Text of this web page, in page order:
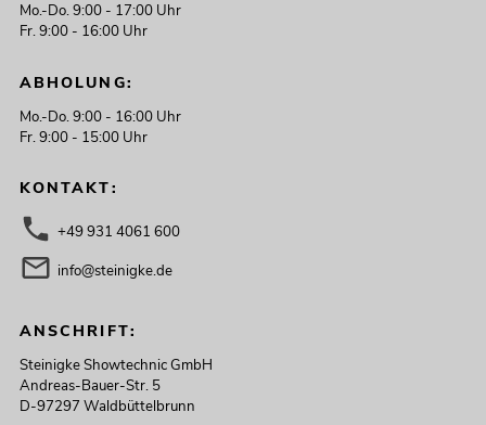
Mo.-Do. 9:00 - 17:00 Uhr
Fr. 9:00 - 16:00 Uhr
ABHOLUNG:
Mo.-Do. 9:00 - 16:00 Uhr
Fr. 9:00 - 15:00 Uhr
KONTAKT:
+49 931 4061 600
info@steinigke.de
ANSCHRIFT:
Steinigke Showtechnic GmbH
Andreas-Bauer-Str. 5
D-97297 Waldbüttelbrunn